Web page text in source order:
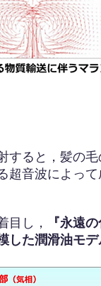
ると，髪の
超音波によっ
目し，
『永遠
した潤滑油モ